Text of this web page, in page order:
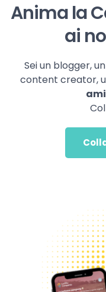
Anima la
ai
Sei un blogger,
content creator,